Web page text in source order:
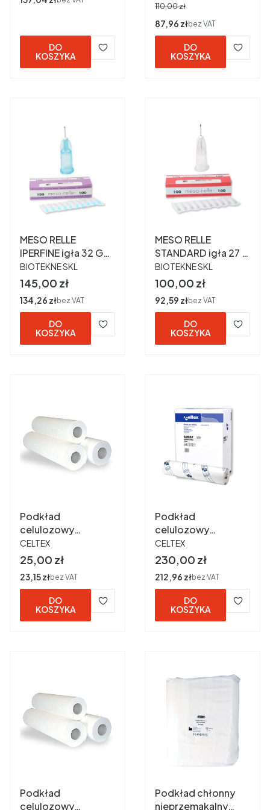
DO
KOSZYKA
110,00 zł
Cena
87,96 złbez VAT
DO
KOSZYKA
MESO RELLE
IPERFINE igła 32 G
0,23 x 4 mm a 100
szt - mezoterapia
PRODUCENT
BIOTEKNE SKL
Cena
145,00 zł
Cena
134,26 złbez VAT
DO
KOSZYKA
MESO RELLE
STANDARD igła 27 G
0,4 x 12 mm a 100
szt - mezoterapia
PRODUCENT
BIOTEKNE SKL
Cena
100,00 zł
Cena
92,59 złbez VAT
DO
KOSZYKA
Podkład
celulozowy
perforowany 60cm
x 50 m biały
PRODUCENT
CELTEX
Cena
25,00 zł
Cena
23,15 złbez VAT
DO
KOSZYKA
Podkład
celulozowy
perforowany 60cm
x 50 m biały ref
PRODUCENT
CELTEX
Cena
230,00 zł
Cena
212,96 złbez VAT
DO
KOSZYKA
Podkład
celulozowy
Podkład chłonny
nieprzemakalny